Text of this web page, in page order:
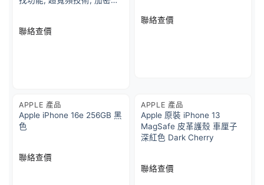
聯絡查價
聯絡查價
APPLE 產品
Apple iPhone 16e 256GB 黑
色
聯絡查價
APPLE 產品
Apple 原裝 iPhone 13
MagSafe 皮革護殼 車厘子
深紅色 Dark Cherry
聯絡查價